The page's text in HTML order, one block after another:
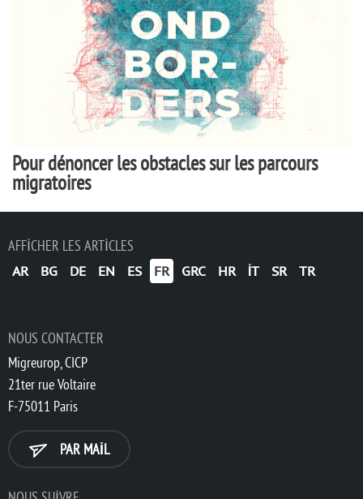
Pour dénoncer les obstacles sur les parcours
migratoires
AFFICHER LES ARTICLES
AR BG DE EN ES FR GRC HR IT SR TR
NOUS CONTACTER
Migreurop, CICP
21ter rue Voltaire
F-75011 Paris
PAR MAIL